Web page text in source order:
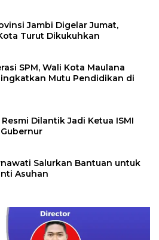
Jambi Digelar Jumat,
Turut Dikukuhkan
SPM, Wali Kota Maulana
Mutu Pendidikan di
Dilantik Jadi Ketua ISMI
Salurkan Bantuan untuk
Asuhan